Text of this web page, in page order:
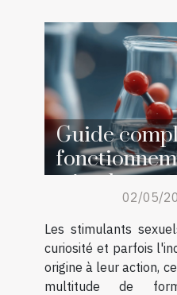
Guide
stimulants
02/05/
Les stimulants
curiosité et parfois
origine à leur action,
multitude de